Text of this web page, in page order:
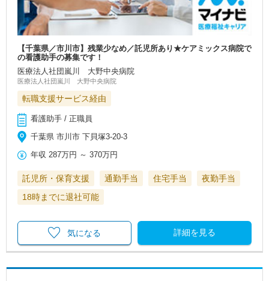
【千葉県／市川市】残業少なめ／託児所あり★ケアミックス病院で
の看護助手の募集です！
医療法人社団嵐川 大野中央病院
医療法人社団嵐川 大野中央病院
転職支援サービス経由
看護助手 / 正職員
千葉県 市川市 下貝塚3-20-3
年収 287万円 ～370万円
託児所・保育支援 通勤手当 住宅手当
夜勤手当
18時までに退社可能
詳細を見る
気になる